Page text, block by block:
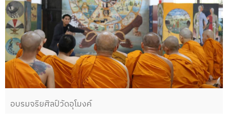
อบรมจริยศิลป์วัดอุโมงค์